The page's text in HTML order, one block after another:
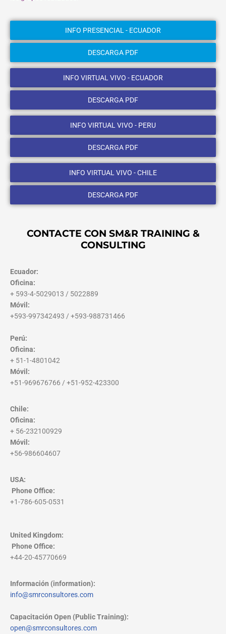
INFO PRESENCIAL - ECUADOR
DESCARGA PDF
INFO VIRTUAL VIVO - ECUADOR
DESCARGA PDF
INFO VIRTUAL VIVO - PERU
DESCARGA PDF
INFO VIRTUAL VIVO - CHILE
DESCARGA PDF
CONTACTE CON SM&R TRAINING &
CONSULTING
Ecuador:
Oficina:
+ 593-4-5029013 / 5022889
Móvil:
+593-997342493 / +593-988731466
Perú:
Oficina:
+ 51-1-4801042
Móvil:
+51-969676766 / +51-952-423300
Chile:
Oficina:
+ 56-232100929
Móvil:
+56-986604607
USA:
Phone Office:
+1-786-605-0531
United Kingdom:
Phone Office:
+44-20-45770669
Información (information):
info@smrconsultores.com
Capacitación Open (Public Training):
open@smrconsultores.com